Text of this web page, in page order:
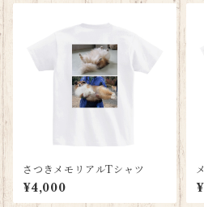
さつきメモリアルTシャツ
¥4,000